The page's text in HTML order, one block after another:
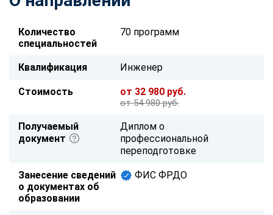
Количество
специальностей
70 программ
Квалификация Инженер
Стоимость от 32 980 руб.
от 54 980 руб.
Получаемый
документ
Диплом о
профессиональной
переподготовке
Занесение сведений
о документах об
образовании
ФИС ФРДО